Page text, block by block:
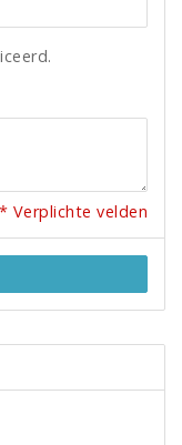
* Verplichte velden